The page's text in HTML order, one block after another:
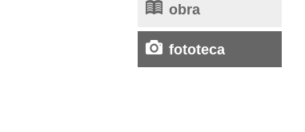
obra
fototeca